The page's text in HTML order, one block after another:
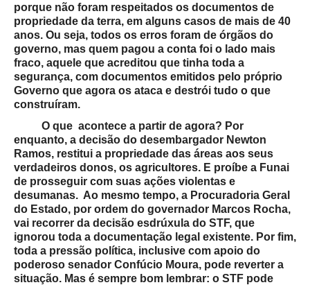
porque não foram respeitados os documentos de
propriedade da terra, em alguns casos de mais de 40
anos. Ou seja, todos os erros foram de órgãos do
governo, mas quem pagou a conta foi o lado mais
fraco, aquele que acreditou que tinha toda a
segurança, com documentos emitidos pelo próprio
Governo que agora os ataca e destrói tudo o que
construíram.
O que acontece a partir de agora? Por
enquanto, a decisão do desembargador Newton
Ramos, restitui a propriedade das áreas aos seus
verdadeiros donos, os agricultores. E proíbe a Funai
de prosseguir com suas ações violentas e
desumanas. Ao mesmo tempo, a Procuradoria Geral
do Estado, por ordem do governador Marcos Rocha,
vai recorrer da decisão esdrúxula do STF, que
ignorou toda a documentação legal existente. Por fim,
toda a pressão política, inclusive com apoio do
poderoso senador Confúcio Moura, pode reverter a
situação. Mas é sempre bom lembrar: o STF pode